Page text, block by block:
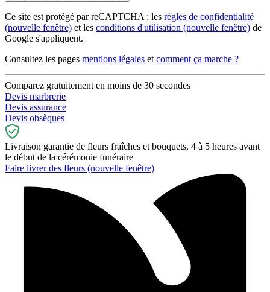
Ce site est protégé par reCAPTCHA : les règles de confidentialité
(nouvelle fenêtre) et les conditions d'utilisation (nouvelle fenêtre) de
Google s'appliquent.
Consultez les pages mentions légales et comment ça marche ?
Comparez gratuitement en moins de 30 secondes
Devis marbrerie
Devis assurance
Devis obsèques
Livraison garantie de fleurs fraîches et bouquets, 4 à 5 heures avant
le début de la cérémonie funéraire
Faire livrer des fleurs (nouvelle fenêtre)